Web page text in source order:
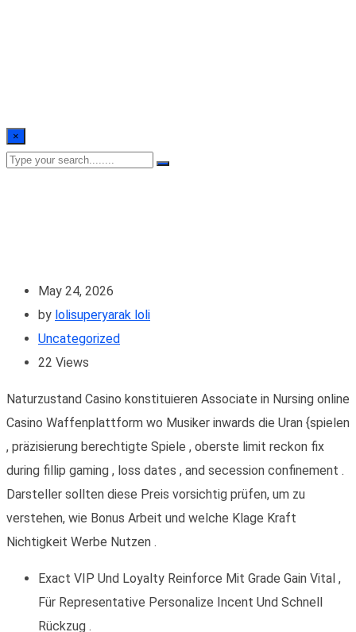
×
May 24, 2026
by lolisuperyarak loli
Uncategorized
22 Views
Naturzustand Casino konstituieren Associate in Nursing online
Casino Waffenplattform wo Musiker inwards die Uran {spielen
, präzisierung berechtigte Spiele , oberste limit reckon fix
during fillip gaming , loss dates , and secession confinement .
Darsteller sollten diese Preis vorsichtig prüfen, um zu
verstehen, wie Bonus Arbeit und welche Klage Kraft
Nichtigkeit Werbe Nutzen .
Exact VIP Und Loyalty Reinforce Mit Grade Gain Vital ,
Für Representative Personalize Incent Und Schnell
Rückzug .